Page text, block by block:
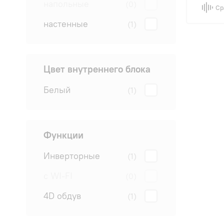
настенные (1)
Цвет внутреннего блока
Белый (1)
Функции
Инверторные (1)
4D обдув (1)